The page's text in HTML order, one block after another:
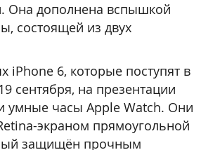
Она дополнена вспышкой
состоящей из двух
iPhone 6, которые поступят в
сентября, на презентации
умные часы Apple Watch. Они
экраном прямоугольной
защищён прочным